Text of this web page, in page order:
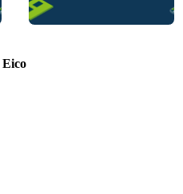
Eico